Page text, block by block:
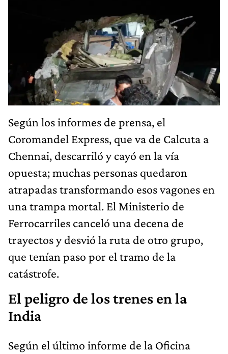
Según los informes de prensa, el
Coromandel Express, que va de Calcuta a
Chennai, descarriló y cayó en la vía
opuesta; muchas personas quedaron
atrapadas transformando esos vagones en
una trampa mortal. El Ministerio de
Ferrocarriles canceló una decena de
trayectos y desvió la ruta de otro grupo,
que tenían paso por el tramo de la
catástrofe.
El peligro de los trenes en la
India
Según el último informe de la Oficina